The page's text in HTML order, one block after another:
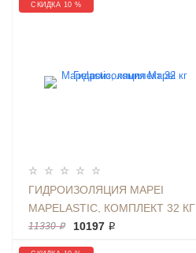
СКИДКА 10 %
ГИДРОИЗОЛЯЦИЯ MAPEI
MAPELASTIC, КОМПЛЕКТ 32 КГ
11330 ₽ 10197 ₽